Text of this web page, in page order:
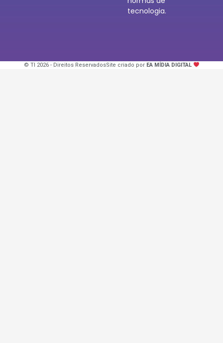
tecnologia.
© TI 2026 - Direitos ReservadosSite criado por EA MÍDIA DIGITAL